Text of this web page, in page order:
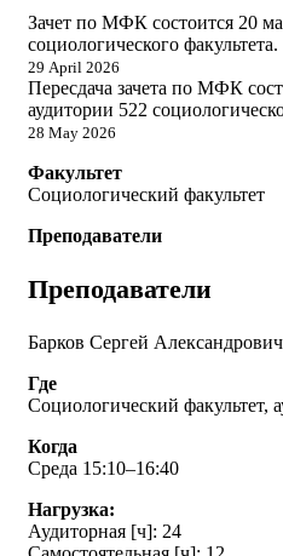
Зачет по МФК состоится 20
социологического факультета.
29 April 2026
Пересдача зачета по МФК
аудитории 522
28 May 2026
Факультет
Социологический факультет
Преподаватели
Преподаватели
Барков Сергей Александрович
Где
Социологический факультет,
Когда
Среда 15:10–16:40
Нагрузка:
Аудиторная [ч]: 24